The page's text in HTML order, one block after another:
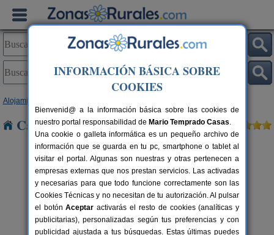
Alojamientos
Casas Rurales cerca de Torralbilla
11-13 pers.
desde30 €
Casa Rural Santa Ana
Pedrola (Zaragoza)
INFORMACIÓN BÁSICA SOBRE
COOKIES
Bienvenid@ a la información básica sobre las cookies de
nuestro portal responsabilidad de Mario Temprado Casas.
Una cookie o galleta informática es un pequeño archivo de
información que se guarda en tu pc, smartphone o tablet al
visitar el portal. Algunas son nuestras y otras pertenecen a
empresas externas que nos prestan servicios. Las activadas
y necesarias para que todo funcione correctamente son las
Cookies Técnicas y no necesitan de tu autorización. Al pulsar
el botónAceptar activarás el resto de cookies (analíticas y
publicitarias), personalizadas según tus preferencias y con
publicidad ajustada a tus búsquedas. Estas últimas puedes